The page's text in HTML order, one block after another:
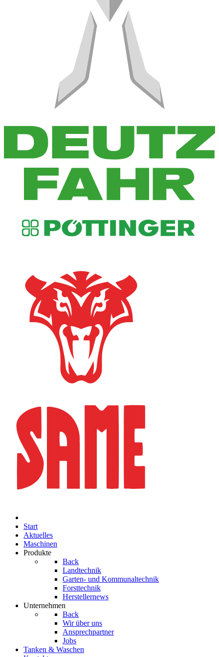
Start
Aktuelles
Maschinen
Produkte
Back
Landtechnik
Garten- und Kommunaltechnik
Forsttechnik
Herstellernews
Unternehmen
Back
Wir über uns
Ansprechpartner
Jobs
Tanken & Waschen